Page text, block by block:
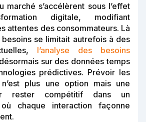
marché s’accélèrent sous l’effet
digitale, modifiant
attentes des consommateurs. Là
besoins se limitait autrefois à des
l’analyse des besoins
sur des données temps
prédictives. Prévoir les
plus une option mais une
rester compétitif dans un
où chaque interaction façonne